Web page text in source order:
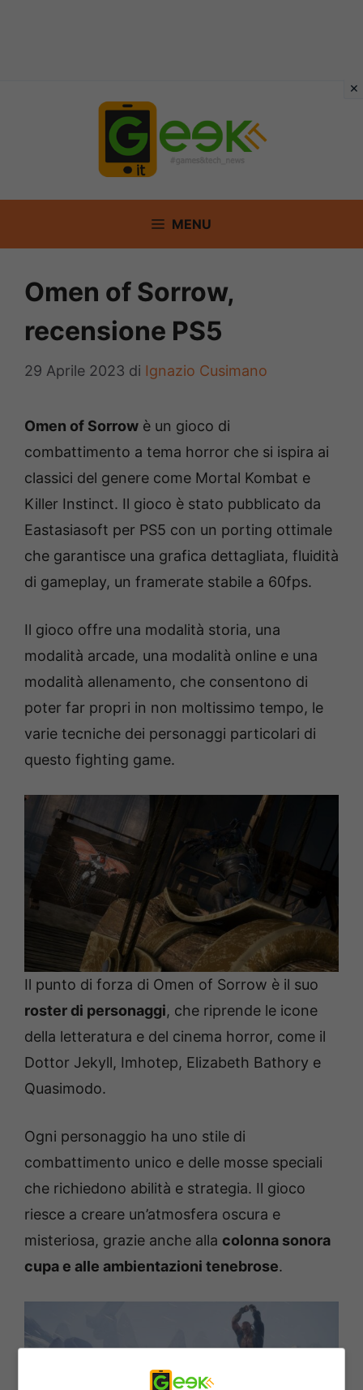
MENU
Omen of Sorrow,
recensione PS5
29 Aprile 2023 di Ignazio Cusimano
Omen of Sorrow è un gioco di
combattimento a tema horror che si ispira ai
classici del genere come Mortal Kombat e
Killer Instinct. Il gioco è stato pubblicato da
Eastasiasoft per PS5 con un porting ottimale
che garantisce una grafica dettagliata, fluidità
di gameplay, un framerate stabile a 60fps.
Il gioco offre una modalità storia, una
modalità arcade, una modalità online e una
modalità allenamento, che consentono di
poter far propri in non moltissimo tempo, le
varie tecniche dei personaggi particolari di
questo fighting game.
Il punto di forza di Omen of Sorrow è il suo
roster di personaggi, che riprende le icone
della letteratura e del cinema horror, come il
Dottor Jekyll, Imhotep, Elizabeth Bathory e
Quasimodo.
Ogni personaggio ha uno stile di
combattimento unico e delle mosse speciali
che richiedono abilità e strategia. Il gioco
riesce a creare un’atmosfera oscura e
misteriosa, grazie anche alla colonna sonora
cupa e alle ambientazioni tenebrose.